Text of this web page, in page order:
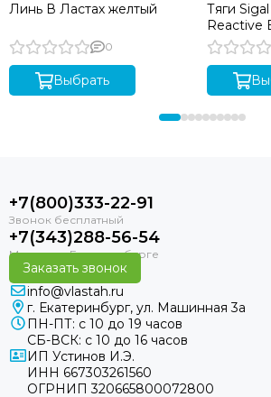
Линь В Ластах желтый
0
Выбрать
Тяги
Reactive
+7(800)333-22-91
+7(343)288-56-54
Заказать звонок
info@vlastah.ru
г. Екатеринбург, ул. Машинная 3а
ПН-ПТ: с 10 до 19 часов
СБ-ВСК: с 10 до 16 часов
ИП Устинов И.Э.
ИНН 667303261560
ОГРНИП 320665800072800